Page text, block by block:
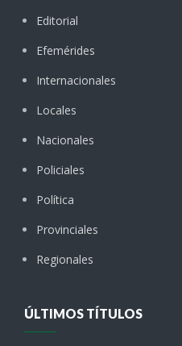
Editorial
Efemérides
Internacionales
Locales
Nacionales
Policiales
Política
Provinciales
Regionales
ÚLTIMOS TÍTULOS